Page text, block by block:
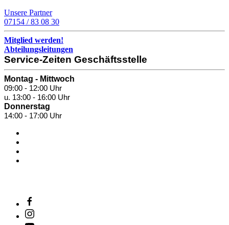
Unsere Partner
07154 / 83 08 30
Mitglied werden!
Abteilungsleitungen
Service-Zeiten Geschäftsstelle
Montag - Mittwoch
09:00 - 12:00 Uhr
u. 13:00 - 16:00 Uhr
Donnerstag
14:00 - 17:00 Uhr